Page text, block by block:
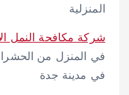
المنزلية
شركة مكافحة النمل
في المنزل من
في مدينة جدة